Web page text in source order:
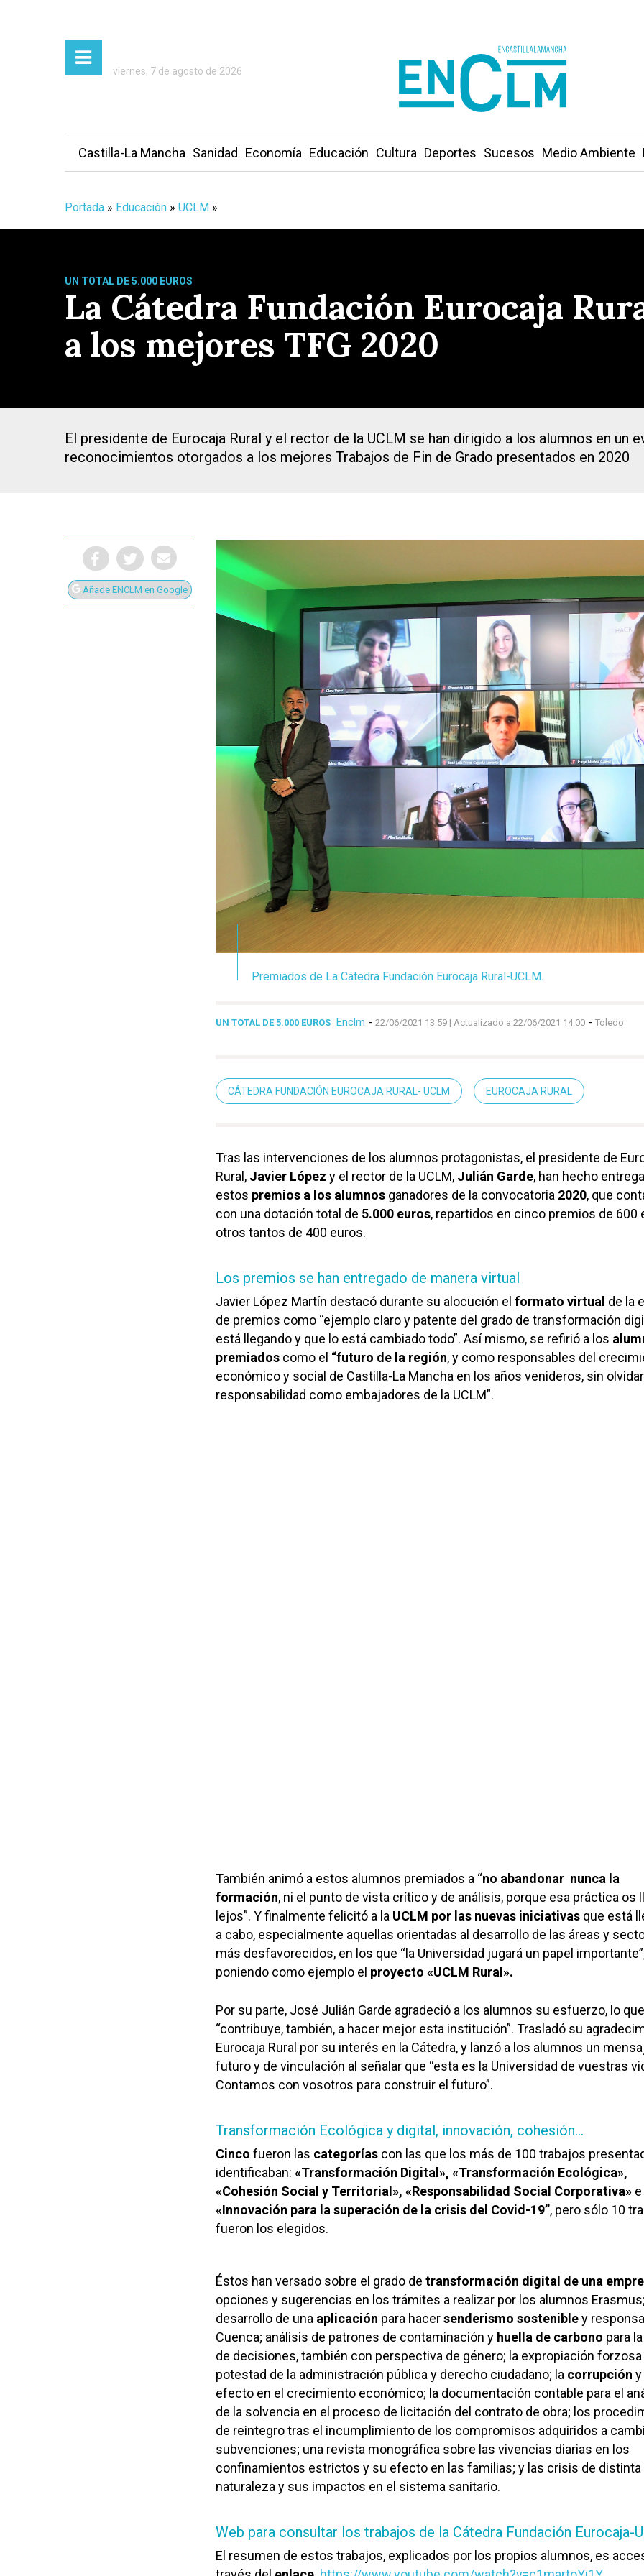
Presiona Intro para buscar o ESC para cerrar
viernes, 7 de agosto de 2026
Castilla-La Mancha Sanidad Economía Educación Cultura Deportes Sucesos Medio Ambiente
Portada » Educación » UCLM »
UN TOTAL DE 5.000 EUROS
La Cátedra Fundación Eurocaja
a los mejores TFG 2020
El presidente de Eurocaja Rural y el rector de la UCLM se han dirigido a los alumnos en un
reconocimientos otorgados a los mejores Trabajos de Fin de Grado presentados en 2020
Añade ENCLM en Google
Premiados de La Cátedra Fundación Eurocaja Rural-UCLM.
UN TOTAL DE 5.000 EUROS Enclm - 22/06/2021 13:59 | Actualizado a 22/06/2021 14:00 - Toledo
CÁTEDRA FUNDACIÓN EUROCAJA RURAL- UCLM EUROCAJA RURAL
Tras las intervenciones de los alumnos protagonistas, el presidente de
Rural, Javier López y el rector de la UCLM, Julián Garde, han hecho
estos premios a los alumnos ganadores de la convocatoria 2020, que
con una dotación total de 5.000 euros, repartidos en cinco premios de 600
otros tantos de 400 euros.
Los premios se han entregado de manera virtual
Javier López Martín destacó durante su alocución el formato virtual de la
de premios como “ejemplo claro y patente del grado de transformación
está llegando y que lo está cambiado todo”. Así mismo, se refirió a los
premiados como el “futuro de la región, y como responsables del
económico y social de Castilla-La Mancha en los años venideros, sin
responsabilidad como embajadores de la UCLM”.
También animó a estos alumnos premiados a “no abandonar nunca la
formación, ni el punto de vista crítico y de análisis, porque esa práctica os
lejos”. Y finalmente felicitó a la UCLM por las nuevas iniciativas que está
a cabo, especialmente aquellas orientadas al desarrollo de las áreas y
más desfavorecidos, en los que “la Universidad jugará un papel
poniendo como ejemplo el proyecto «UCLM Rural».
Por su parte, José Julián Garde agradeció a los alumnos su esfuerzo, lo que
“contribuye, también, a hacer mejor esta institución”. Trasladó su
Eurocaja Rural por su interés en la Cátedra, y lanzó a los alumnos un
futuro y de vinculación al señalar que “esta es la Universidad de vuestras
Contamos con vosotros para construir el futuro”.
Transformación Ecológica y digital, innovación, cohesión…
Cinco fueron las categorías con las que los más de 100 trabajos
identificaban: «Transformación Digital», «Transformación Ecológica»,
«Cohesión Social y Territorial», «Responsabilidad Social Corporativa» e
«Innovación para la superación de la crisis del Covid-19”, pero sólo 10
fueron los elegidos.
Éstos han versado sobre el grado de transformación digital de una
opciones y sugerencias en los trámites a realizar por los alumnos Erasmus;
desarrollo de una aplicación para hacersenderismo sostenibley
Cuenca; análisis de patrones de contaminación y huella de carbono para
de decisiones, también con perspectiva de género; la expropiación
potestad de la administración pública y derecho ciudadano; la corrupción
efecto en el crecimiento económico; la documentación contable para el
de la solvencia en el proceso de licitación del contrato de obra; los
de reintegro tras el incumplimiento de los compromisos adquiridos a
subvenciones; una revista monográfica sobre las vivencias diarias en los
confinamientos estrictos y su efecto en las familias; y las crisis de distinta
naturaleza y sus impactos en el sistema sanitario.
Web para consultar los trabajos de la Cátedra Fundación Eurocaja-
El resumen de estos trabajos, explicados por los propios alumnos, es